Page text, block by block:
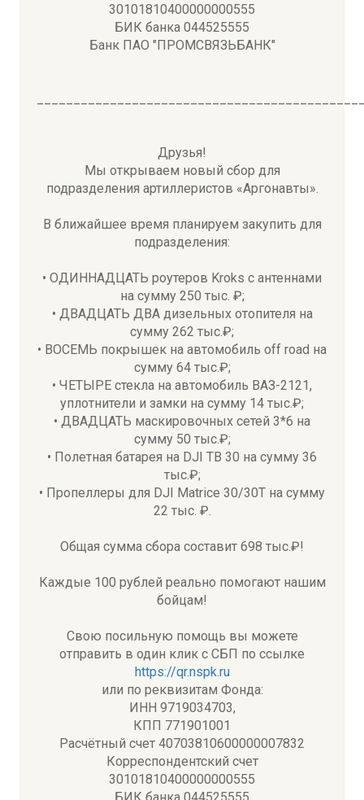
30101810400000000555
БИК банка 044525555
Банк ПАО "ПРОМСВЯЗЬБАНК"
Друзья!
Мы открываем новый сбор для
подразделения артиллеристов «Аргонавты».
В ближайшее время планируем закупить для
подразделения:
• ОДИННАДЦАТЬ роутеров Kroks с антеннами
на сумму 250 тыс. ₽;
• ДВАДЦАТЬ ДВА дизельных отопителя на
сумму 262 тыс.₽;
• ВОСЕМЬ покрышек на автомобиль off road на
сумму 64 тыс.₽;
• ЧЕТЫРЕ стекла на автомобиль ВАЗ-2121,
уплотнители и замки на сумму 14 тыс.₽;
• ДВАДЦАТЬ маскировочных сетей 3*6 на
сумму 50 тыс.₽;
• Полетная батарея на DJI TB 30 на сумму 36
тыс.₽;
• Пропеллеры для DJI Matrice 30/30T на сумму
22 тыс. ₽.
Общая сумма сбора составит 698 тыс.₽!
Каждые 100 рублей реально помогают нашим
бойцам!
Свою посильную помощь вы можете
отправить в один клик с СБП по ссылке
https://qr.nspk.ru
или по реквизитам Фонда:
ИНН 9719034703,
КПП 771901001
Расчётный счет 40703810600000007832
Корреспондентский счет
30101810400000000555